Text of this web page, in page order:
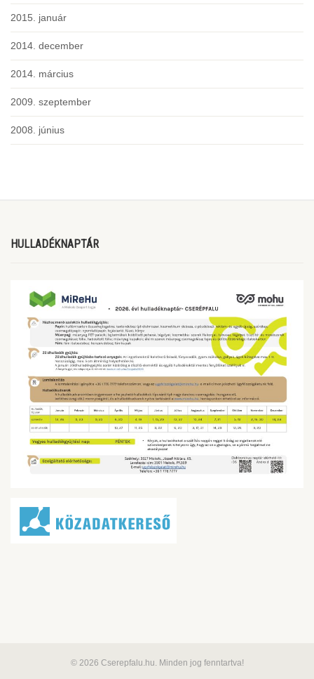
2015. január
2014. december
2014. március
2009. szeptember
2008. június
HULLADÉKNAPTÁR
© 2026 Cserepfalu.hu. Minden jog fenntartva!